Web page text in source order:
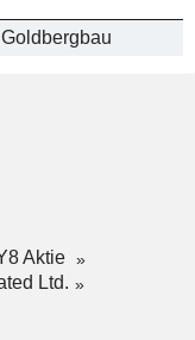
Goldbergbau
Aktie
Ltd.